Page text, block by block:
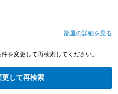
部屋の詳細を見る
を変更して再検索してください。
更して再検索